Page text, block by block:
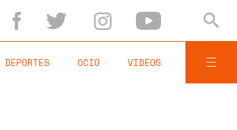
DEPORTES OCIO VIDEOS